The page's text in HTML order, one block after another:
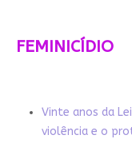
FEMINICÍDIO
Vinte anos da
violência e o